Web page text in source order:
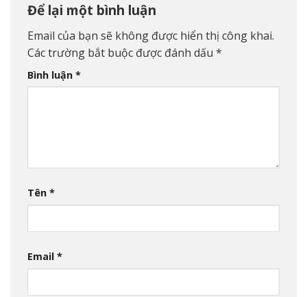
Để lại một bình luận
Email của bạn sẽ không được hiển thị công khai.
Các trường bắt buộc được đánh dấu *
Bình luận *
Tên *
Email *